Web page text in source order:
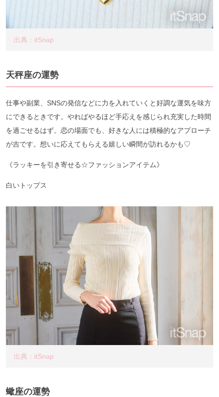
出典：itSnap
天秤座の運勢
仕事や副業、SNSの発信などに力を入れていくと好調な運気を味方
にできるときです。やればやるほど手応えを感じられ充実した時間
を過ごせるはず。恋の場面でも、好きな人には積極的なアプローチ
が吉です。想いに応えてもらえる嬉しい瞬間が訪れるかも♡
《ラッキーを引き寄せる☆ファッションアイテム》
白いトップス
出典：itSnap
蠍座の運勢